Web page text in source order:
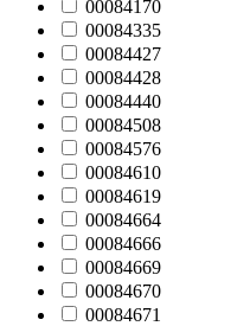
00084170
00084335
00084427
00084428
00084440
00084508
00084576
00084610
00084619
00084664
00084666
00084669
00084670
00084671